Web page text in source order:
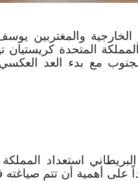
الخارجية والمغتربين
المتحدة كريستيان
مع بدء العد العكسي
استعداد
على أهمية أن تتم